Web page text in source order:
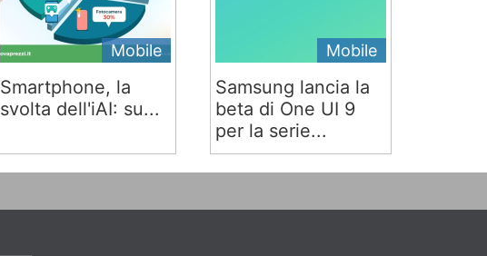
Mobile
Smartphone, la
svolta dell'iAI: su...
Mobile
Samsung lancia la
beta di One UI 9
per la serie...